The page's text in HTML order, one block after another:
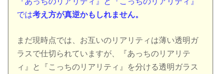
では考え方が真逆かもしれません。
まだ現時点では、お互いのリアリティは薄い透明ガ
ラスで仕切られていますが、『あっちのリアリテ
ィ』と『こっちのリアリティ』を分ける透明ガラス